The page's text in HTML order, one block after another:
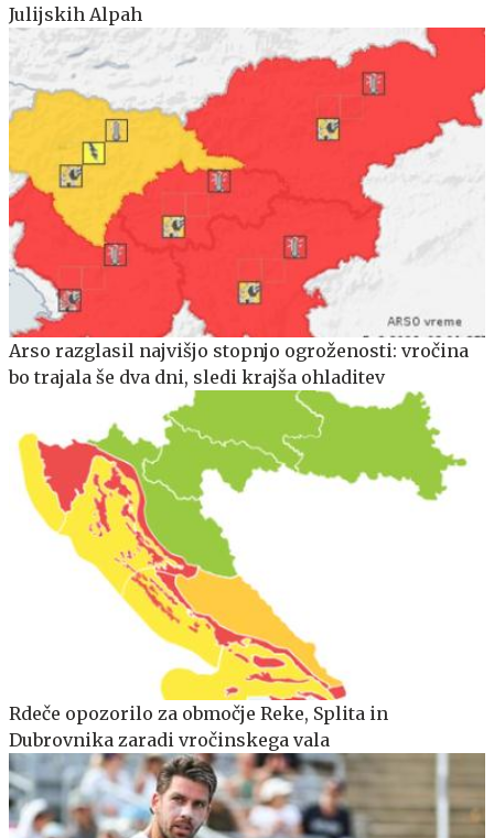
Julijskih Alpah
Arso razglasil najvišjo stopnjo ogroženosti: vročina
bo trajala še dva dni, sledi krajša ohladitev
Rdeče opozorilo za območje Reke, Splita in
Dubrovnika zaradi vročinskega vala